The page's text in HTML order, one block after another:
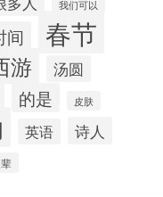
我们可以
间 春节
游 汤圆
的是 皮肤
英语 诗人